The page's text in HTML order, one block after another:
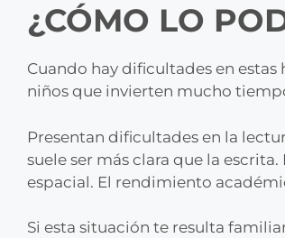
¿CÓMO LO
Cuando hay dificultades en estas
niños que invierten mucho
Presentan dificultades en la
suele ser más clara que la
espacial. El rendimiento
Si esta situación te resulta